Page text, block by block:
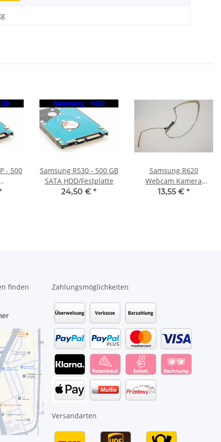
- 500
Samsung R530 - 500 GB
SATA HDD/Festplatte
24,50 € *
Samsung R620
Webcam Kamera
Modul mit Kabel BA59-
13,55 € *
finden
Zahlungsmöglichkeiten
Versandarten